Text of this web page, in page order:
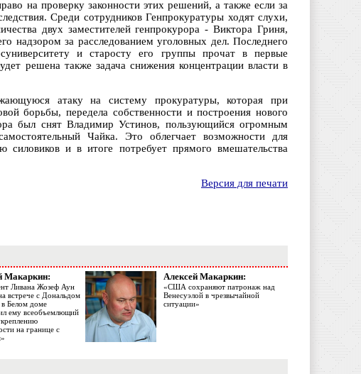
на проверку законности этих решений, а также если за
Среди сотрудников Генпрокуратуры ходят слухи,
двух заместителей генпрокурора - Виктора Гриня,
надзором за расследованием уголовных дел. Последнего
и старосту его группы прочат в первые
решена также задача снижения концентрации власти в
атаку на систему прокуратуры, которая при
борьбы, передела собственности и построения нового
был снят Владимир Устинов, пользующийся огромным
Чайка. Это облегчает возможности для
и в итоге потребует прямого вмешательства
Версия для печати
Макаркин:
Ливана Жозеф Аун
встрече с Дональдом
Белом доме
ему всеобъемлющий
на границе с
Алексей Макаркин:
«США сохраняют патронаж над
Венесуэлой в чрезвычайной
ситуации»